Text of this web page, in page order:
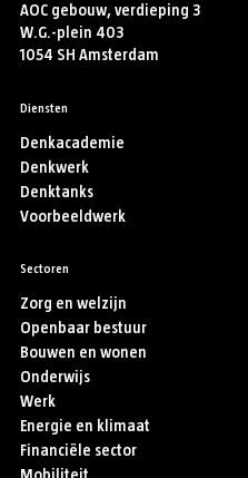
AOC gebouw, verdieping 3
W.G.-plein 403
1054 SH Amsterdam
Diensten
Denkacademie
Denkwerk
Denktanks
Voorbeeldwerk
Sectoren
Zorg en welzijn
Openbaar bestuur
Bouwen en wonen
Onderwijs
Werk
Energie en klimaat
Financiële sector